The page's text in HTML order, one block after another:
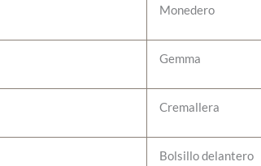
Monedero
Gemma
Cremallera
Bolsillo delantero